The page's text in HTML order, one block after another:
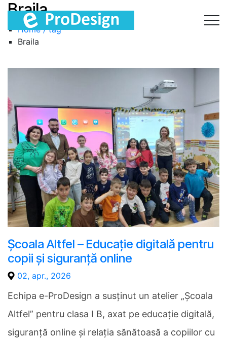
Braila
Home / tag
Braila
Școala Altfel – Educație digitală pentru
copii și siguranță online
02, apr., 2026
Echipa e-ProDesign a susținut un atelier „Școala
Altfel” pentru clasa I B, axat pe educație digitală,
siguranță online și relația sănătoasă a copiilor cu